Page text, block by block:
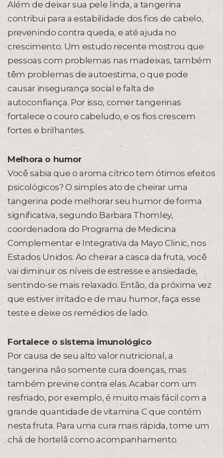
Além de deixar sua pele linda, a tangerina
contribui para a estabilidade dos fios de cabelo,
prevenindo contra queda, e até ajuda no
crescimento. Um estudo recente mostrou que
pessoas com problemas nas madeixas, também
têm problemas de autoestima, o que pode
causar insegurança social e falta de
autoconfiança. Por isso, comer tangerinas
fortalece o couro cabeludo, e os fios crescem
fortes e brilhantes.
Melhora o humor
Você sabia que o aroma cítrico tem ótimos efeitos
psicológicos? O simples ato de cheirar uma
tangerina pode melhorar seu humor de forma
significativa, segundo Barbara Thomley,
coordenadora do Programa de Medicina
Complementar e Integrativa da Mayo Clinic, nos
Estados Unidos. Ao cheirar a casca da fruta, você
vai diminuir os níveis de estresse e ansiedade,
sentindo-se mais relaxado. Então, da próxima vez
que estiver irritado e de mau humor, faça esse
teste e deixe os remédios de lado.
Fortalece o sistema imunológico
Por causa de seu alto valor nutricional, a
tangerina não somente cura doenças, mas
também previne contra elas. Acabar com um
resfriado, por exemplo, é muito mais fácil com a
grande quantidade de vitamina C que contém
nesta fruta. Para uma cura mais rápida, tome um
chá de hortelã como acompanhamento.